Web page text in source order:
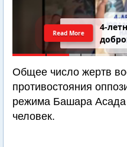
4-
Read More
Общее число жертв
противостояния
режима Башара Асада
человек.